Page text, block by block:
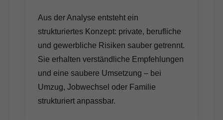
Aus der Analyse entsteht ein
strukturiertes Konzept: private, berufliche
und gewerbliche Risiken sauber getrennt.
Sie erhalten verständliche Empfehlungen
und eine saubere Umsetzung – bei
Umzug, Jobwechsel oder Familie
strukturiert anpassbar.